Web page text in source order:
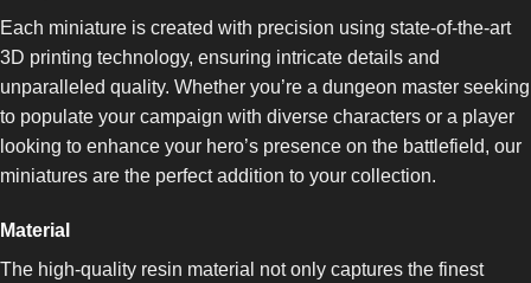
Each miniature is created with precision using state-of-the-art
3D printing technology, ensuring intricate details and
unparalleled quality. Whether you’re a dungeon master seeking
to populate your campaign with diverse characters or a player
looking to enhance your hero’s presence on the battlefield, our
miniatures are the perfect addition to your collection.
Material
The high-quality resin material not only captures the finest